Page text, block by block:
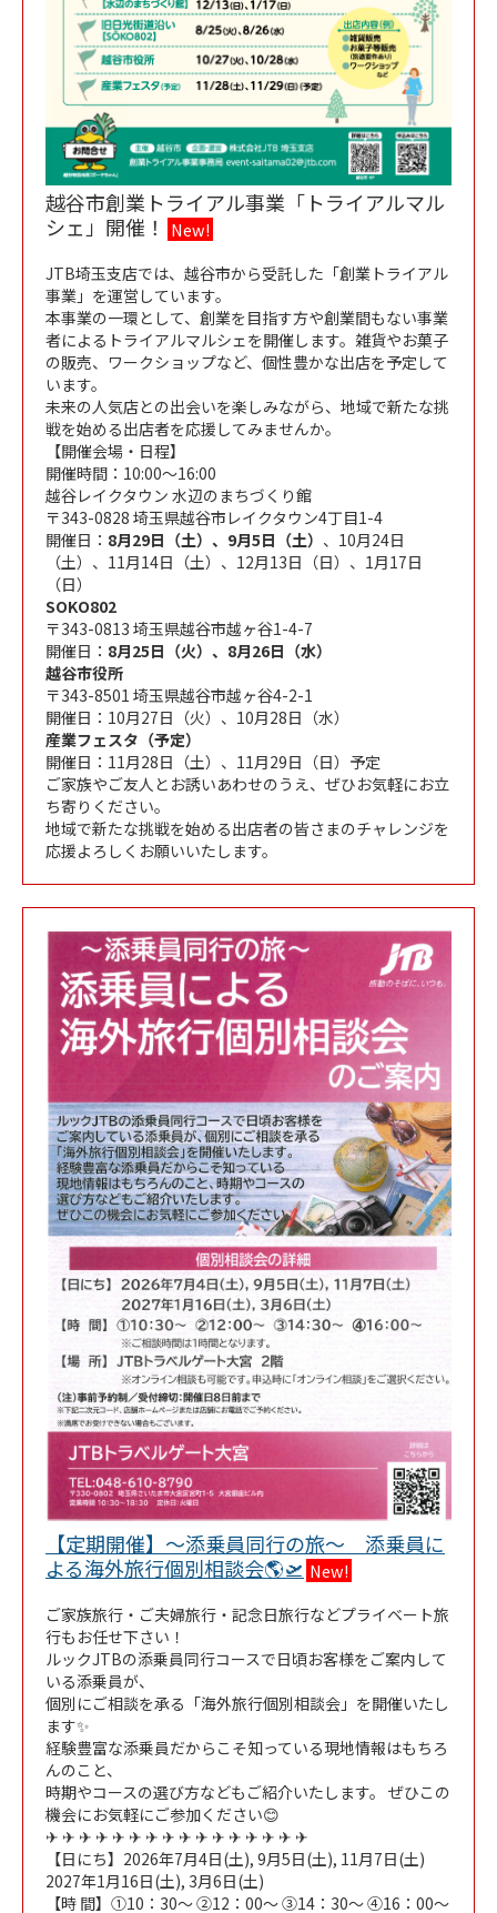
越谷市創業トライアル事業「トライアルマル
シェ」開催！
New!
JTB埼玉支店では、越谷市から受託した「創業トライアル
事業」を運営しています。
本事業の一環として、創業を目指す方や創業間もない事業
者によるトライアルマルシェを開催します。雑貨やお菓子
の販売、ワークショップなど、個性豊かな出店を予定して
います。
未来の人気店との出会いを楽しみながら、地域で新たな挑
戦を始める出店者を応援してみませんか。
【開催会場・日程】
開催時間：10:00～16:00
越谷レイクタウン 水辺のまちづくり館
〒343-0828 埼玉県越谷市レイクタウン4丁目1-4
開催日： 8月29日（土）、9月5日（土） 、10月24日
（土）、11月14日（土）、12月13日（日）、1月17日
（日）
SOKO802
〒343-0813 埼玉県越谷市越ヶ谷1-4-7
開催日： 8月25日（火）、8月26日（水）
越谷市役所
〒343-8501 埼玉県越谷市越ヶ谷4-2-1
開催日：10月27日（火）、10月28日（水）
産業フェスタ（予定）
開催日：11月28日（土）、11月29日（日）予定
ご家族やご友人とお誘いあわせのうえ、ぜひお気軽にお立
ち寄りください。
地域で新たな挑戦を始める出店者の皆さまのチャレンジを
応援よろしくお願いいたします。
【定期開催】～添乗員同行の旅～ 添乗員に
よる海外旅行個別相談会🌎🛫Link Opens in New
New!
ご家族旅行・ご夫婦旅行・記念日旅行などプライベート旅
行もお任せ下さい！
ルックJTBの添乗員同行コースで日頃お客様をご案内して
いる添乗員が、
個別にご相談を承る「海外旅行個別相談会」を開催いたし
ます✨
経験豊富な添乗員だからこそ知っている現地情報はもちろ
んのこと、
時期やコースの選び方などもご紹介いたします。 ぜひこの
機会にお気軽にご参加ください😊
✈ ✈ ✈ ✈ ✈ ✈ ✈ ✈ ✈ ✈ ✈ ✈ ✈ ✈ ✈ ✈
【日にち】2026年7月4日(土), 9月5日(土), 11月7日(土)
2027年1月16日(土), 3月6日(土)
【時 間】①10：30～ ②12：00～ ③14：30～ ➃16：00～